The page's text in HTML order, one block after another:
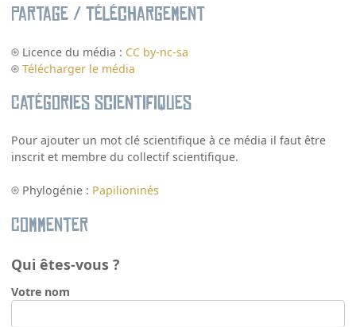
Partage / Téléchargement
Licence du média : CC by-nc-sa
Télécharger le média
Catégories scientifiques
Pour ajouter un mot clé scientifique à ce média il faut être
inscrit et membre du collectif scientifique.
Phylogénie : Papilioninés
Commenter
Qui êtes-vous ?
Votre nom